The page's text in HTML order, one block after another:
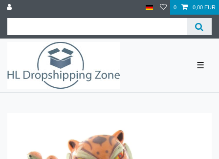
0 0,00 EUR
☰